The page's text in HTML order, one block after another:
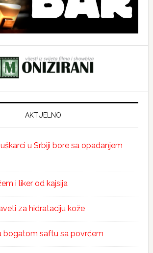
AKTUELNO
u Srbiji bore sa opadanjem
i liker od kajsija
za hidrataciju kože
bogatom saftu sa povrćem